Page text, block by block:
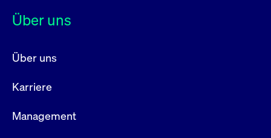
Über uns
Über uns
Karriere
Management